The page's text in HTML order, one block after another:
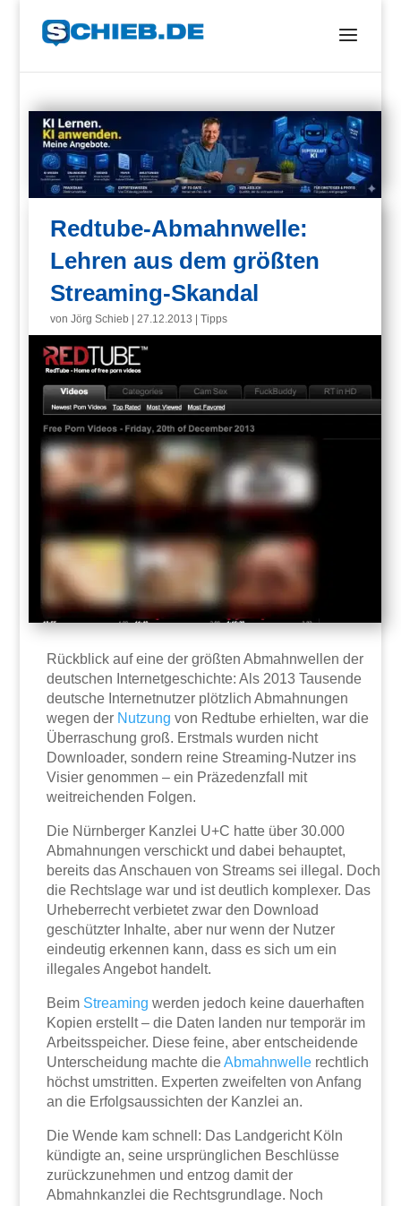
Redtube-Abmahnwelle:
Lehren aus dem größten
Streaming-Skandal
vonJörg Schieb |27.12.2013 |Tipps
Rückblick auf eine der größten Abmahnwellen der
deutschen Internetgeschichte: Als 2013 Tausende
deutsche Internetnutzer plötzlich Abmahnungen
wegen der Nutzung von Redtube erhielten, war die
Überraschung groß. Erstmals wurden nicht
Downloader, sondern reine Streaming-Nutzer ins
Visier genommen – ein Präzedenzfall mit
weitreichenden Folgen.
Die Nürnberger Kanzlei U+C hatte über 30.000
Abmahnungen verschickt und dabei behauptet,
bereits das Anschauen von Streams sei illegal. Doch
die Rechtslage war und ist deutlich komplexer. Das
Urheberrecht verbietet zwar den Download
geschützter Inhalte, aber nur wenn der Nutzer
eindeutig erkennen kann, dass es sich um ein
illegales Angebot handelt.
Beim Streaming werden jedoch keine dauerhaften
Kopien erstellt – die Daten landen nur temporär im
Arbeitsspeicher. Diese feine, aber entscheidende
Unterscheidung machte dieAbmahnwelle rechtlich
höchst umstritten. Experten zweifelten von Anfang
an die Erfolgsaussichten der Kanzlei an.
Die Wende kam schnell: Das Landgericht Köln
kündigte an, seine ursprünglichen Beschlüsse
zurückzunehmen und entzog damit der
Abmahnkanzlei die Rechtsgrundlage. Noch